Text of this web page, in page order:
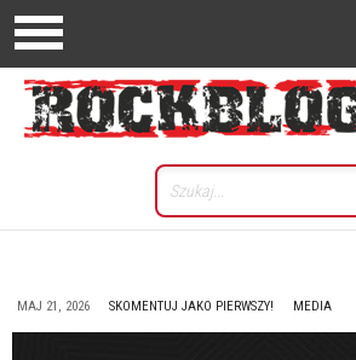
MAJ 21, 2026 SKOMENTUJ JAKO PIERWSZY! MEDIA